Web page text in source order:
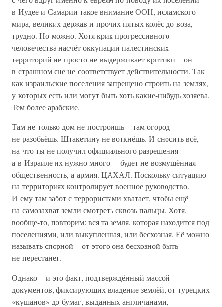
в Иудее и Самарии такое внимание ООН, исламского
мира, великих держав и прочих пятых колёс до воза,
трудно. Но можно. Хотя крик прогрессивного
человечества насчёт оккупации палестинских
территорий не просто не выдерживает критики – он
в страшном сне не соответствует действительности. Так
как израильские поселения запрещено строить на землях,
у которых есть или могут быть хоть какие-нибудь хозяева.
Тем более арабские.
Там не только дом не построишь – там огород
не разобьёшь. Штакетину не воткнёшь. И сносить всё,
на что ты не получил официального разрешения –
а в Израиле их нужно много, – будет не возмущённая
общественность, а армия. ЦАХАЛ. Поскольку ситуацию
на территориях контролирует военное руководство.
И ему там забот с террористами хватает, чтобы ещё
на самозахват земли смотреть сквозь пальцы. Хотя,
вообще-то, повторим: вся та земля, которая находится под
поселениями, или выкупленная, или бесхозная. Её можно
называть спорной – от этого она бесхозной быть
не перестанет.
Однако – и это факт, подтверждённый массой
документов, фиксирующих владение землёй, от турецких
«кушанов» до бумаг, выданных англичанами, –